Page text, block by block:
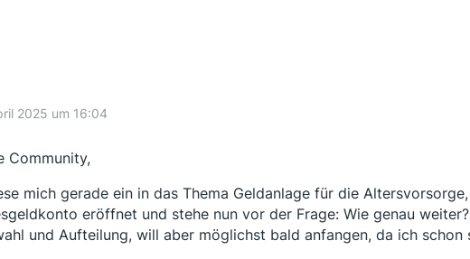
2025 um 16:04
Community,
mich gerade ein in das Thema Geldanlage für die
eröffnet und stehe nun vor der Frage: Wie genau
und Aufteilung, will aber möglichst bald anfangen, da ich schon